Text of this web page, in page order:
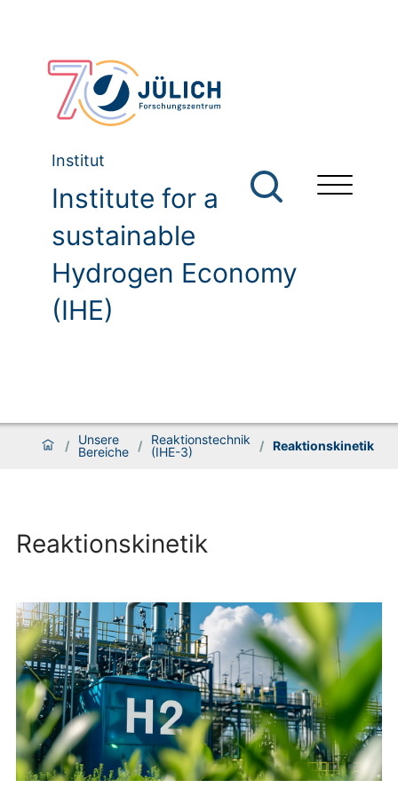
Institut
Institute for a
sustainable
Hydrogen Economy
(IHE)
/
Unsere
Bereiche /
Reaktionstechnik
(IHE-3)
/ Reaktionskinetik
Reaktionskinetik